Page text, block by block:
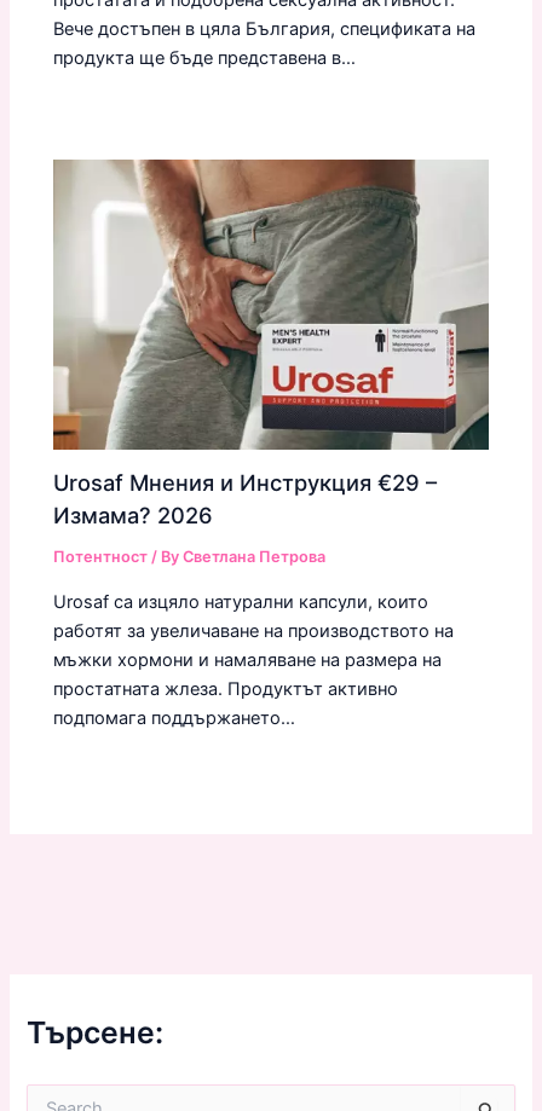
Вече достъпен в цяла България, спецификата на
продукта ще бъде представена в…
Urosaf Мнения и Инструкция €29 –
Измама? 2026
Потентност / ByСветлана Петрова
Urosaf са изцяло натурални капсули, които
работят за увеличаване на производството на
мъжки хормони и намаляване на размера на
простатната жлеза. Продуктът активно
подпомага поддържането…
Търсене: